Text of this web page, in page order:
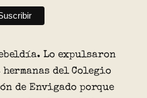
Lo expulsaron
del Colegio
de Envigado porque